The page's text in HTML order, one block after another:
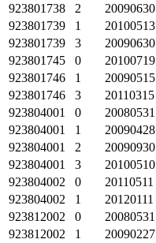
923801738
2 20090630
923801739
1 20100513
923801739
3 20090630
923801745
0 20100719
923801746
1 20090515
923801746
3 20110315
923804001
0 20080531
923804001
1 20090428
923804001
2 20090930
923804001
3 20100510
923804002
0 20110511
923804002
1 20120111
923812002
0 20080531
923812002
1 20090227